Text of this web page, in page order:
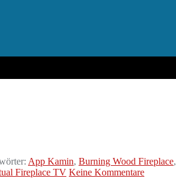
App Kamin, Burning Wood Fireplace,
Fireplace TV Keine Kommentare